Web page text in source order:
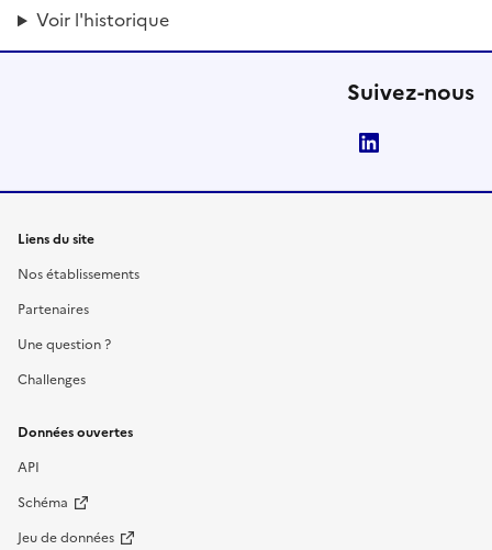
Voir l'historique
Suivez-nous
Liens du site
Nos établissements
Partenaires
Une question ?
Challenges
Données ouvertes
API
Schéma
Jeu de données